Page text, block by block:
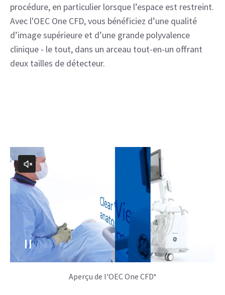
procédure, en particulier lorsque l’espace est restreint.
Avec l'OEC One CFD, vous bénéficiez d’une qualité
d’image supérieure et d’une grande polyvalence
clinique - le tout, dans un arceau tout-en-un offrant
deux tailles de détecteur.
Aperçu de l'OEC One CFD*